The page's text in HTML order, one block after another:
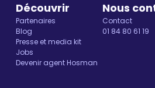
Découvrir
Partenaires
Blog
Presse et media kit
Jobs
Devenir agent Hosman
Nous
Contact
01 84 80 61 19